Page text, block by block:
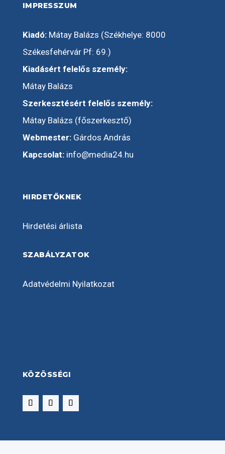
IMPRESSZUM
Kiadó:Mátay Balázs (Székhelye: 8000
Székesfehérvár Pf: 69.)
Kiadásért felelős személy:
Mátay Balázs
Szerkesztésért felelős személy:
Mátay Balázs (főszerkesztő)
Webmester:Gárdos András
Kapcsolat: info@media24.hu
HIRDETŐKNEK
Hirdetési árlista
SZABÁLYZATOK
Adatvédelmi Nyilatkozat
KÖZÖSSÉGI